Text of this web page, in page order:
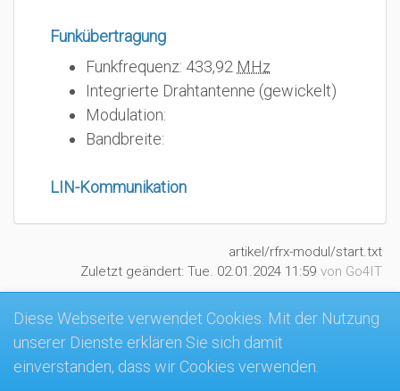
Funkübertragung
Funkfrequenz: 433,92 MHz
Integrierte Drahtantenne (gewickelt)
Modulation:
Bandbreite:
LIN-Kommunikation
artikel/rfrx-modul/start.txt
Zuletzt geändert: Tue. 02.01.2024 11:59 von Go4IT
MK4-Wiki
Diese Webseite verwendet Cookies. Mit der Nutzung
unserer Dienste erklären Sie sich damit
einverstanden, dass wir Cookies verwenden.